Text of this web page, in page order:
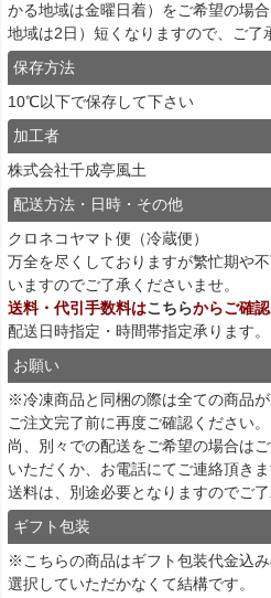
かる地域は金曜日着）をご希望の場
地域は2日）短くなりますので、ご了
保存方法
10℃以下で保存して下さい
加工者
株式会社千成亭風土
配送方法・日時・その他
クロネコヤマト便（冷蔵便）
万全を尽くしておりますが繁忙期や
いますのでご了承くださいませ。
送料・代引手数料はこちらからご確認
配送日時指定・時間帯指定承ります。
お願い
※冷凍商品と同梱の際は全ての商品が
ご注文完了前に再度ご確認ください。
尚、別々での配送をご希望の場合は
いただくか、お電話にてご連絡頂き
送料は、別途必要となりますのでご了
ギフト包装
※こちらの商品はギフト包装代金込
選択していただかなくて結構です。